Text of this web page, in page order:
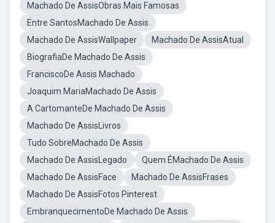
Machado De AssisObras Mais Famosas
Entre SantosMachado De Assis
Machado De AssisWallpaper
Machado De AssisAtual
BiografiaDe Machado De Assis
FranciscoDe Assis Machado
Joaquim MariaMachado De Assis
A CartomanteDe Machado De Assis
Machado De AssisLivros
Tudo SobreMachado De Assis
Machado De AssisLegado
Quem ÉMachado De Assis
Machado De AssisFace
Machado De AssisFrases
Machado De AssisFotos Pinterest
EmbranquecimentoDe Machado De Assis